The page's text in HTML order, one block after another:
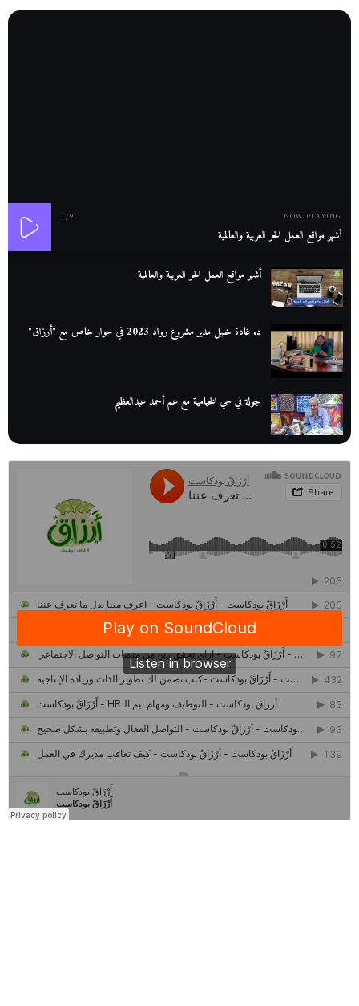
NOW PLAYING
1/9
أشهر مواقع العمل الحر العربية والعالمية
أشهر مواقع العمل الحر العربية والعالمية
د. غادة خليل مدير مشروع رواد 2023 في حوار خاص مع "أرزاق"
جولة في حي الخيامية مع عم أحمد عبدالعظيم
عم عوض| قصة كفاح بائع كتب تبدأ بالأُمية
أقدم مطحن بن في مصر| يكشف لنا أسرار صناعة البن
حصاد 2022 لمشروع "رواد 2030″
كل ما تريد معرفته عن مشروع "رواد 2030″
مركز جروان للثقافة والفنون | نموذج المركز القروي الريادي في الثقافة